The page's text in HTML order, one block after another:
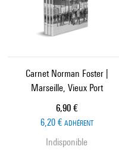
Carnet Norman Foster |
Marseille, Vieux Port
Prix ​​actuel
6,90 €
6,20 € ADHÉRENT
Indisponible